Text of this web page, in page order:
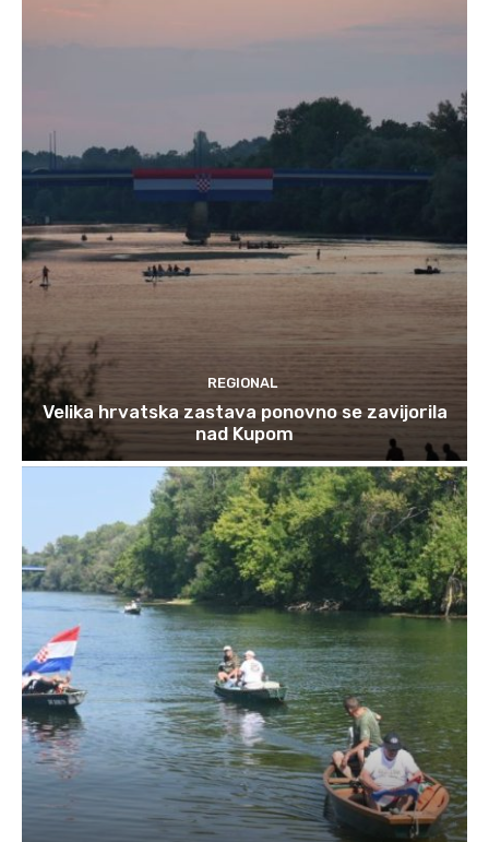
REGIONAL
Velika hrvatska zastava ponovno se zavijorila
nad Kupom